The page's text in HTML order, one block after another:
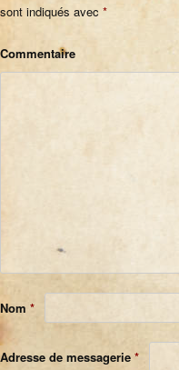
sont indiqués avec *
Commentaire
Nom *
Adresse de messagerie *